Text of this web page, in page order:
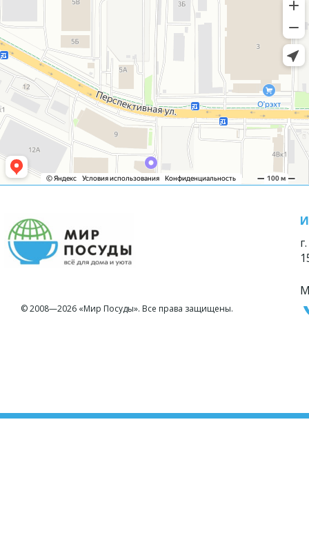
© 2008—2026 «Мир Посуды». Все права защищены.